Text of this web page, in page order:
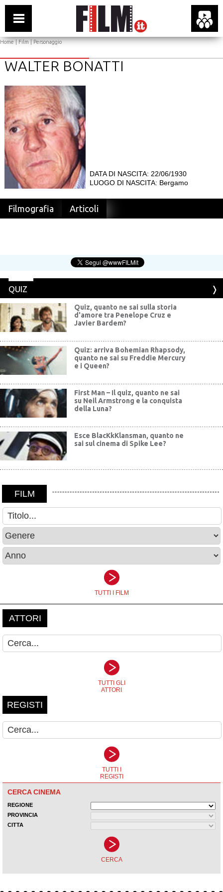
Home|Film| Personaggio
WALTER BONATTI
DATA DI NASCITA: 22/06/1930
LUOGO DI NASCITA: Bergamo
Filmografia Articoli
QUIZ
Quiz, quanto ne sai sulla storia
d'amore tra Penelope Cruz e
Javier Bardem?
Quiz: arriva Bohemian Rhapsody,
quanto ne sai su Freddie Mercury
e i Queen?
First Man – Il quiz, quanto ne sai
su Neil Armstrong e la conquista
della Luna?
Esce BlacKkKlansman, quanto ne
sai sul cinema di Spike Lee?